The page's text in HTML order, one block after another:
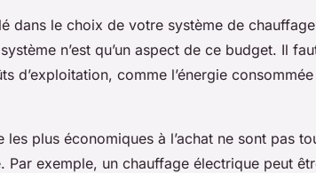
dans le choix de votre système de
n’est qu’un aspect de ce budget. Il
d’exploitation, comme l’énergie consommée
les plus économiques à l’achat ne sont pas
Par exemple, un chauffage électrique peut